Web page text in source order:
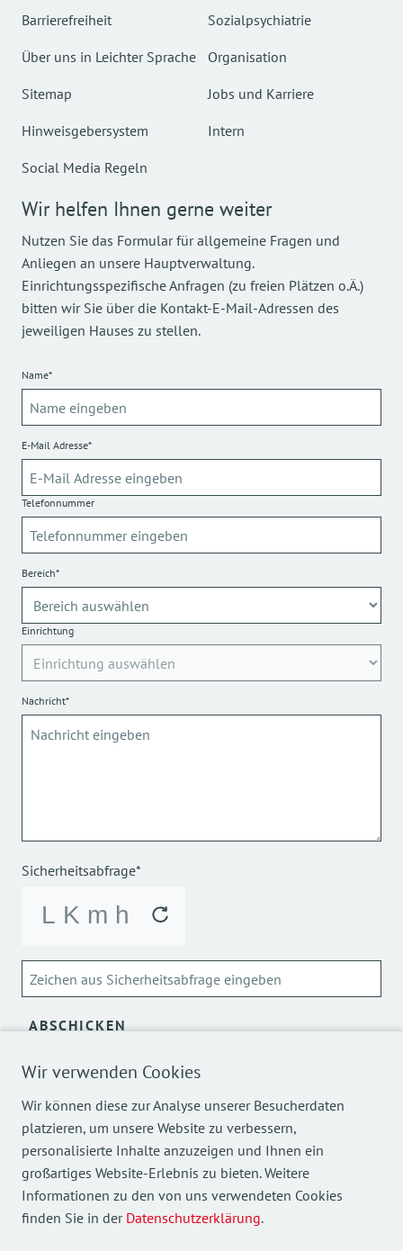
Wir verwenden Cookies
Wir können diese zur Analyse unserer Besucherdaten
platzieren, um unsere Website zu verbessern,
personalisierte Inhalte anzuzeigen und Ihnen ein
großartiges Website-Erlebnis zu bieten. Weitere
Informationen zu den von uns verwendeten Cookies
finden Sie in der Datenschutzerklärung.
Barrierefreiheit
Über uns in Leichter Sprache
Sitemap
Hinweisgebersystem
Social Media Regeln
Sozialpsychiatrie
Organisation
Jobs und Karriere
Intern
Wir helfen Ihnen gerne weiter
Nutzen Sie das Formular für allgemeine Fragen und
Anliegen an unsere Hauptverwaltung.
Einrichtungsspezifische Anfragen (zu freien Plätzen o.Ä.)
bitten wir Sie über die Kontakt-E-Mail-Adressen des
jeweiligen Hauses zu stellen.
Name*
E-Mail Adresse*
Telefonnummer
Bereich*
Einrichtung
Nachricht*
Sicherheitsabfrage*
ABSCHICKEN
Über die Verarbeitung meiner personenbezogenen Daten
Mehr Einblicke in unsere Arbeit finden Sie auch auf